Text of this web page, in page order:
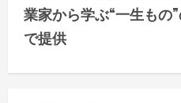
n
業家から学ぶ“一生もの
で提供